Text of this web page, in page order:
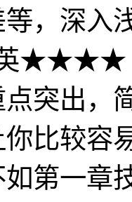
等，深入
英★★★★
突出，
比较容
如第一章